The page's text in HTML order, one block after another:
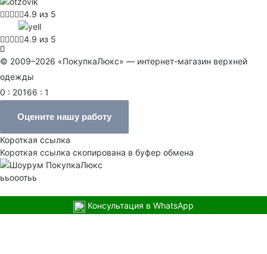
4.9 из 5
4.9 из 5
© 2009–2026 «ПокупкаЛюкс» — интернет-магазин верхней
одежды
0 : 20166 : 1
Оцените нашу работу
Короткая ссылка
Короткая ссылка скопирована в буфер обмена
ььооотьь
Консультация в WhatsApp